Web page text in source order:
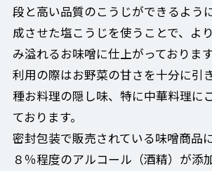
段と高い品質のこうじができるよう
成させた塩こうじを使うことで、よ
み溢れるお味噌に仕上がっておりま
利用の際はお野菜の甘さを十分に引
種お料理の隠し味、特に中華料理に
ております。
密封包装で販売されている味噌商品
８％程度のアルコール（酒精）が添